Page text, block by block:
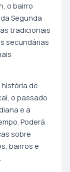
o bairro
Segunda
tradicionais
secundárias
história de
o passado
e a
Poderá
sobre
bairros e